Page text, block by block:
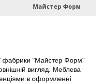
Майстер Форм
фабрики "Майстер Форм"
вигляд. Меблева
в оформленні